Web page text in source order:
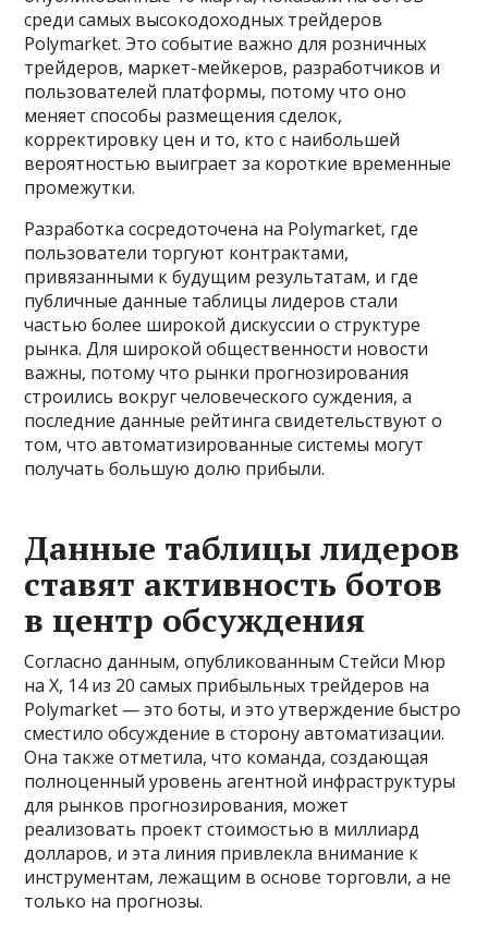
среди самых высокодоходных трейдеров
Polymarket. Это событие важно для розничных
трейдеров, маркет-мейкеров, разработчиков и
пользователей платформы, потому что оно
меняет способы размещения сделок,
корректировку цен и то, кто с наибольшей
вероятностью выиграет за короткие временные
промежутки.
Разработка сосредоточена на Polymarket, где
пользователи торгуют контрактами,
привязанными к будущим результатам, и где
публичные данные таблицы лидеров стали
частью более широкой дискуссии о структуре
рынка. Для широкой общественности новости
важны, потому что рынки прогнозирования
строились вокруг человеческого суждения, а
последние данные рейтинга свидетельствуют о
том, что автоматизированные системы могут
получать большую долю прибыли.
Данные таблицы лидеров
ставят активность ботов
в центр обсуждения
Согласно данным, опубликованным Стейси Мюр
на X, 14 из 20 самых прибыльных трейдеров на
Polymarket — это боты, и это утверждение быстро
сместило обсуждение в сторону автоматизации.
Она также отметила, что команда, создающая
полноценный уровень агентной инфраструктуры
для рынков прогнозирования, может
реализовать проект стоимостью в миллиард
долларов, и эта линия привлекла внимание к
инструментам, лежащим в основе торговли, а не
только на прогнозы.